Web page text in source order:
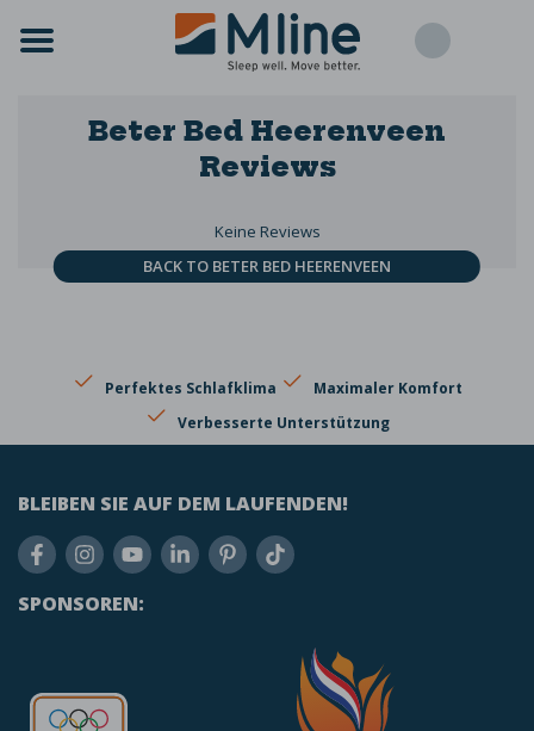
Beter Bed Heerenveen
Reviews
Keine Reviews
BACK TO BETER BED HEERENVEEN
Perfektes Schlafklima
Maximaler Komfort
Verbesserte Unterstützung
BLEIBEN SIE AUF DEM LAUFENDEN!
SPONSOREN: